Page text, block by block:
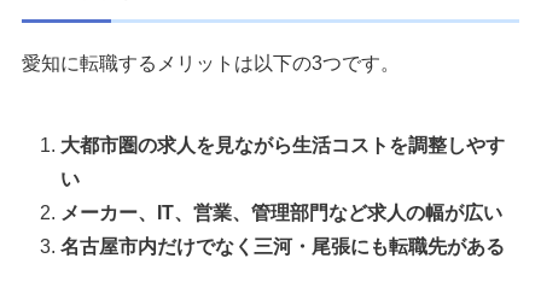
愛知に転職するメリットは以下の3つです。
大都市圏の求人を見ながら生活コストを調整しやす
い
メーカー、IT、営業、管理部門など求人の幅が広い
名古屋市内だけでなく三河・尾張にも転職先がある